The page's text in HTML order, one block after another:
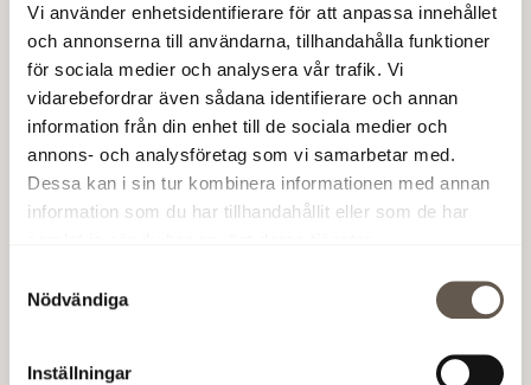
Vi använder enhetsidentifierare för att anpassa innehållet
och annonserna till användarna, tillhandahålla funktioner
för sociala medier och analysera vår trafik. Vi
vidarebefordrar även sådana identifierare och annan
information från din enhet till de sociala medier och
annons- och analysföretag som vi samarbetar med.
Dessa kan i sin tur kombinera informationen med annan
information som du har tillhandahållit eller som de har
Nödvändiga
Inställningar
Christian Hermelin, VD, tel 08-555 148 25, 0733-87 18 25
Åsa Bergström, ekonomi- och finanschef, tel 08-555 148
29, 070-666 13 80
Mats Berg, informationschef, tel 08-555 148 20, 0733-87
18 20